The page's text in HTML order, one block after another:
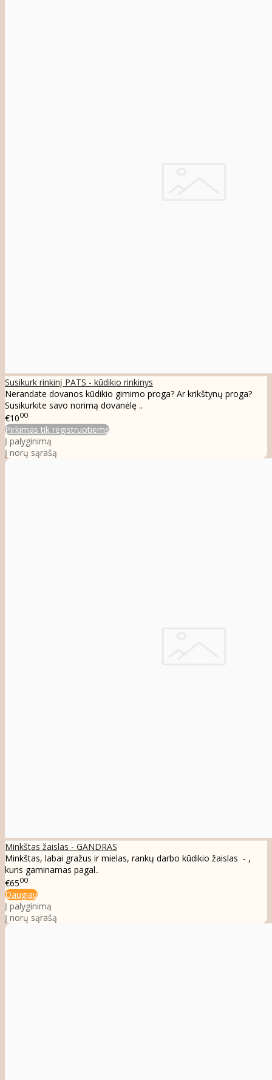
Susikurk rinkinį PATS - kūdikio rinkinys
Nerandate dovanos kūdikio gimimo proga? Ar krikštynų proga?
Susikurkite savo norimą dovanėlę ..
€1000
Pirkimas tik registruotiems
Į palyginimą
Į norų sąrašą
Minkštas žaislas - GANDRAS
Minkštas, labai gražus ir mielas, rankų darbo kūdikio žaislas - ,
kuris gaminamas pagal..
€6500
Daugiau
Į palyginimą
Į norų sąrašą